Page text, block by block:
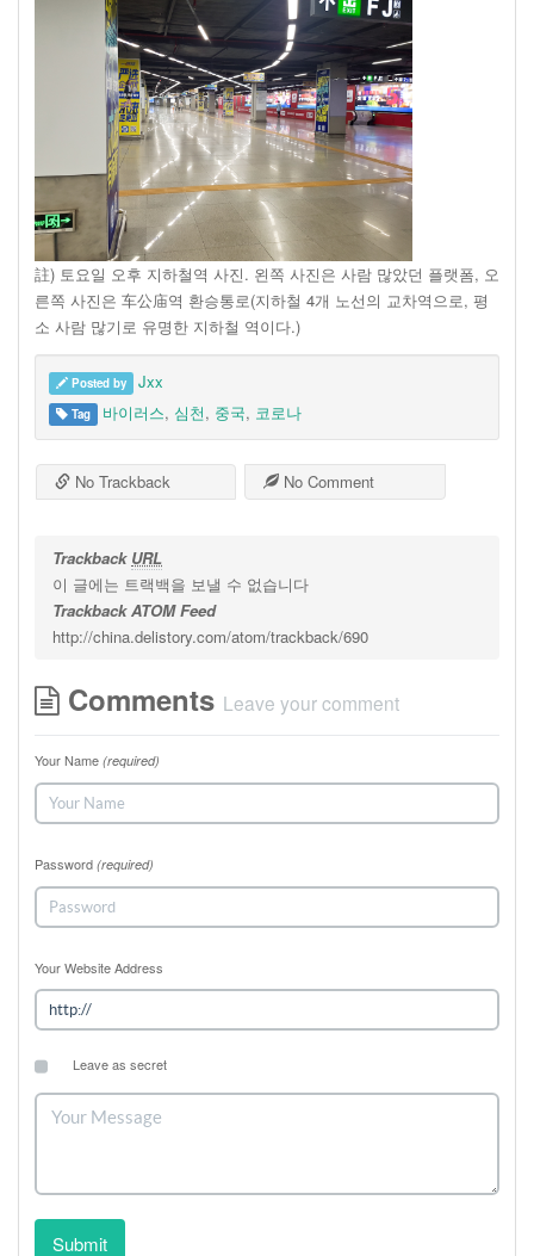
註) 토요일 오후 지하철역 사진. 왼쪽 사진은 사람 많았던 플랫폼, 오
른쪽 사진은 车公庙역 환승통로(지하철 4개 노선의 교차역으로, 평
소 사람 많기로 유명한 지하철 역이다.)
Posted by Jxx
Tag 바이러스, 심천, 중국, 코로나
No Trackback No Comment
Trackback URL
이 글에는 트랙백을 보낼 수 없습니다
Trackback ATOM Feed
http://china.delistory.com/atom/trackback/690
Comments Leave your comment
Your Name (required)
Password (required)
Your Website Address
Leave as secret
Submit